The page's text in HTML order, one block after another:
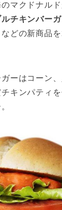
マクドナル
ルチキンバー
などの新商品
ーはコーン
キンパティ